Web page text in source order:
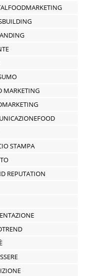
MARKETING
STAMPA
REPUTATION